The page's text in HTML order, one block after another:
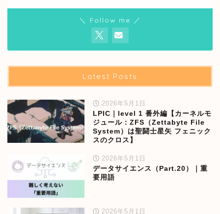
＼ Follow me ／
Latest Posts
2026年5月1日
LPIC｜level 1 番外編【カーネルモ
ジュール：ZFS（Zettabyte File
System）は聖闘士星矢 フェニック
スのクロス】
2026年5月1日
データサイエンス（Part.20）｜重
要用語
2026年5月1日